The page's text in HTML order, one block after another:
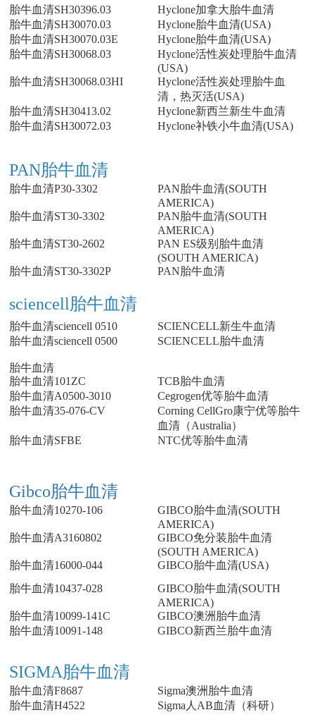
胎牛血清SH30396.03
Hyclone加拿大胎牛血清
胎牛血清SH30070.03
Hyclone胎牛血清(USA)
胎牛血清SH30070.03E
Hyclone胎牛血清(USA)
胎牛血清SH30068.03
Hyclone活性炭处理胎牛血清
(USA)
胎牛血清SH30068.03HI
Hyclone活性炭处理胎牛血
清，热灭活(USA)
胎牛血清SH30413.02
Hyclone新西兰新生牛血清
胎牛血清SH30072.03
Hyclone补铁小牛血清(USA)
PAN胎牛血清
胎牛血清P30-3302
PAN胎牛血清(SOUTH
AMERICA)
胎牛血清ST30-3302
PAN胎牛血清(SOUTH
AMERICA)
胎牛血清ST30-2602
PAN ES级别胎牛血清
(SOUTH AMERICA)
胎牛血清ST30-3302P
PAN胎牛血清
sciencell胎牛血清
胎牛血清sciencell 0510
SCIENCELL新生牛血清
胎牛血清sciencell 0500
SCIENCELL胎牛血清
胎牛血清
胎牛血清101ZC
TCB胎牛血清
胎牛血清A0500-3010
Cegrogen优等胎牛血清
胎牛血清35-076-CV
Corning CellGro康宁优等胎牛
血清（Australia）
胎牛血清SFBE
NTC优等胎牛血清
Gibco胎牛血清
胎牛血清10270-106
GIBCO胎牛血清(SOUTH
AMERICA)
胎牛血清A3160802
GIBCO免分装胎牛血清
(SOUTH AMERICA)
胎牛血清16000-044
GIBCO胎牛血清(USA)
胎牛血清10437-028
GIBCO胎牛血清(SOUTH
AMERICA)
胎牛血清10099-141C
GIBCO澳洲胎牛血清
胎牛血清10091-148
GIBCO新西兰胎牛血清
SIGMA胎牛血清
胎牛血清F8687
Sigma澳洲胎牛血清
胎牛血清H4522
Sigma人AB血清（科研）